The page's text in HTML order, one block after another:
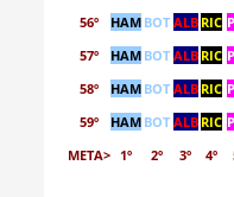
56º HAM BOT ALB RIC
57º
HAM BOT ALB RIC
58º
HAM BOT ALB RIC
59º
HAM BOT ALB RIC
META> 1º 2º 3º 4º